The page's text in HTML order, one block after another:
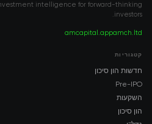
investment intelligence for forward-thinking
investors.
amch.ltd
amcapital.app
קטגוריות
חדשות הון סיכון
Pre-IPO
השקעות
הון סיכון